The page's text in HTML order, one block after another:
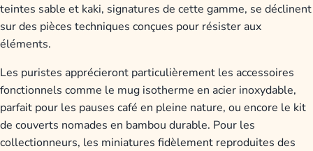
teintes sable et kaki, signatures de cette gamme, se déclinent
sur des pièces techniques conçues pour résister aux
éléments.
Les puristes apprécieront particulièrement les accessoires
fonctionnels comme le mug isotherme en acier inoxydable,
parfait pour les pauses café en pleine nature, ou encore le kit
de couverts nomades en bambou durable. Pour les
collectionneurs, les miniatures fidèlement reproduites des